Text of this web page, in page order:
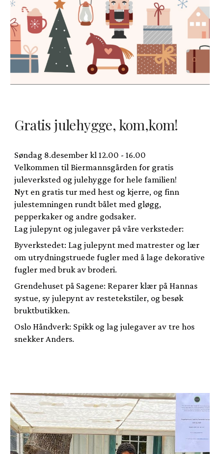
Gratis julehygge, kom,kom!
Søndag 8.desember kl 12.00 - 16.00
Velkommen til Biermannsgården for gratis
juleverksted og julehygge for hele familien!
Nyt en gratis tur med hest og kjerre, og finn
julestemningen rundt bålet med gløgg,
pepperkaker og andre godsaker.
Lag julepynt og julegaver på våre verksteder:
Byverkstedet: Lag julepynt med matrester og lær
om utrydningstruede fugler med å lage dekorative
fugler med bruk av broderi.
Grendehuset på Sagene: Reparer klær på Hannas
systue, sy julepynt av restetekstiler, og besøk
bruktbutikken.
Oslo Håndverk: Spikk og lag julegaver av tre hos
snekker Anders.